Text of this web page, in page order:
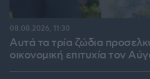
Αυτά τα τρία ζώδια
οικονομική επιτυχία τον
08.08.2026, 11:30